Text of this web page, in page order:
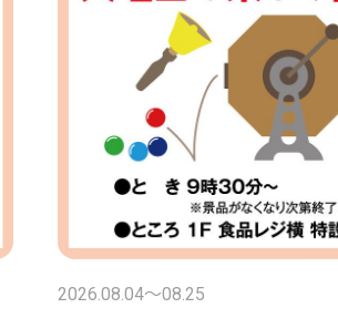
2026.08.04〜08.25